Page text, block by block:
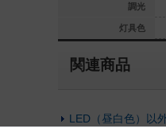
調光
灯具色
関連商品
LED（昼白色）以